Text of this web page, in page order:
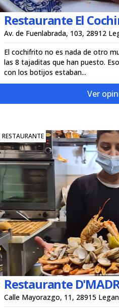
Restaurante El
Av. de Fuenlabrada, 103, 28912
El cochifrito no es nada de otro
las 8 tajaditas que han puesto.
con los botijos estaban...
Ver
RESTAURANTE
Restaurante
Calle Mayorazgo, 11, 28915